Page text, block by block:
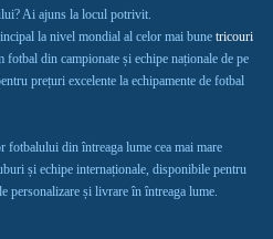
Ai ajuns la locul potrivit.
la nivel mondial al celor mai bune tricouri
fotbal din campionate și echipe naționale de pe
prețuri excelente la echipamente de fotbal
din întreaga lume cea mai mare
și echipe internaționale, disponibile pentru
personalizare și livrare în întreaga lume.